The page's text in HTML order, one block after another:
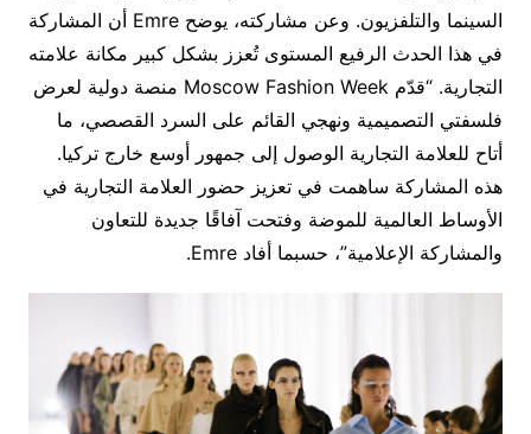
السينما والتلفزيون. وعن مشاركته، يوضح Emre أن المشاركة
في هذا الحدث الرفيع المستوى تُعزز بشكل كبير مكانة علامته
التجارية. “قدّم Moscow Fashion Week منصة دولية لعرض
فلسفتي التصميمية ونهجي القائم على السرد القصصي، ما
أتاح للعلامة التجارية الوصول إلى جمهور أوسع خارج تركيا.
هذه المشاركة ساهمت في تعزيز حضور العلامة التجارية في
الأوساط العالمية للموضة وفتحت آفاقًا جديدة للتعاون
والمشاركة الإعلامية”، حسبما أفاد Emre.